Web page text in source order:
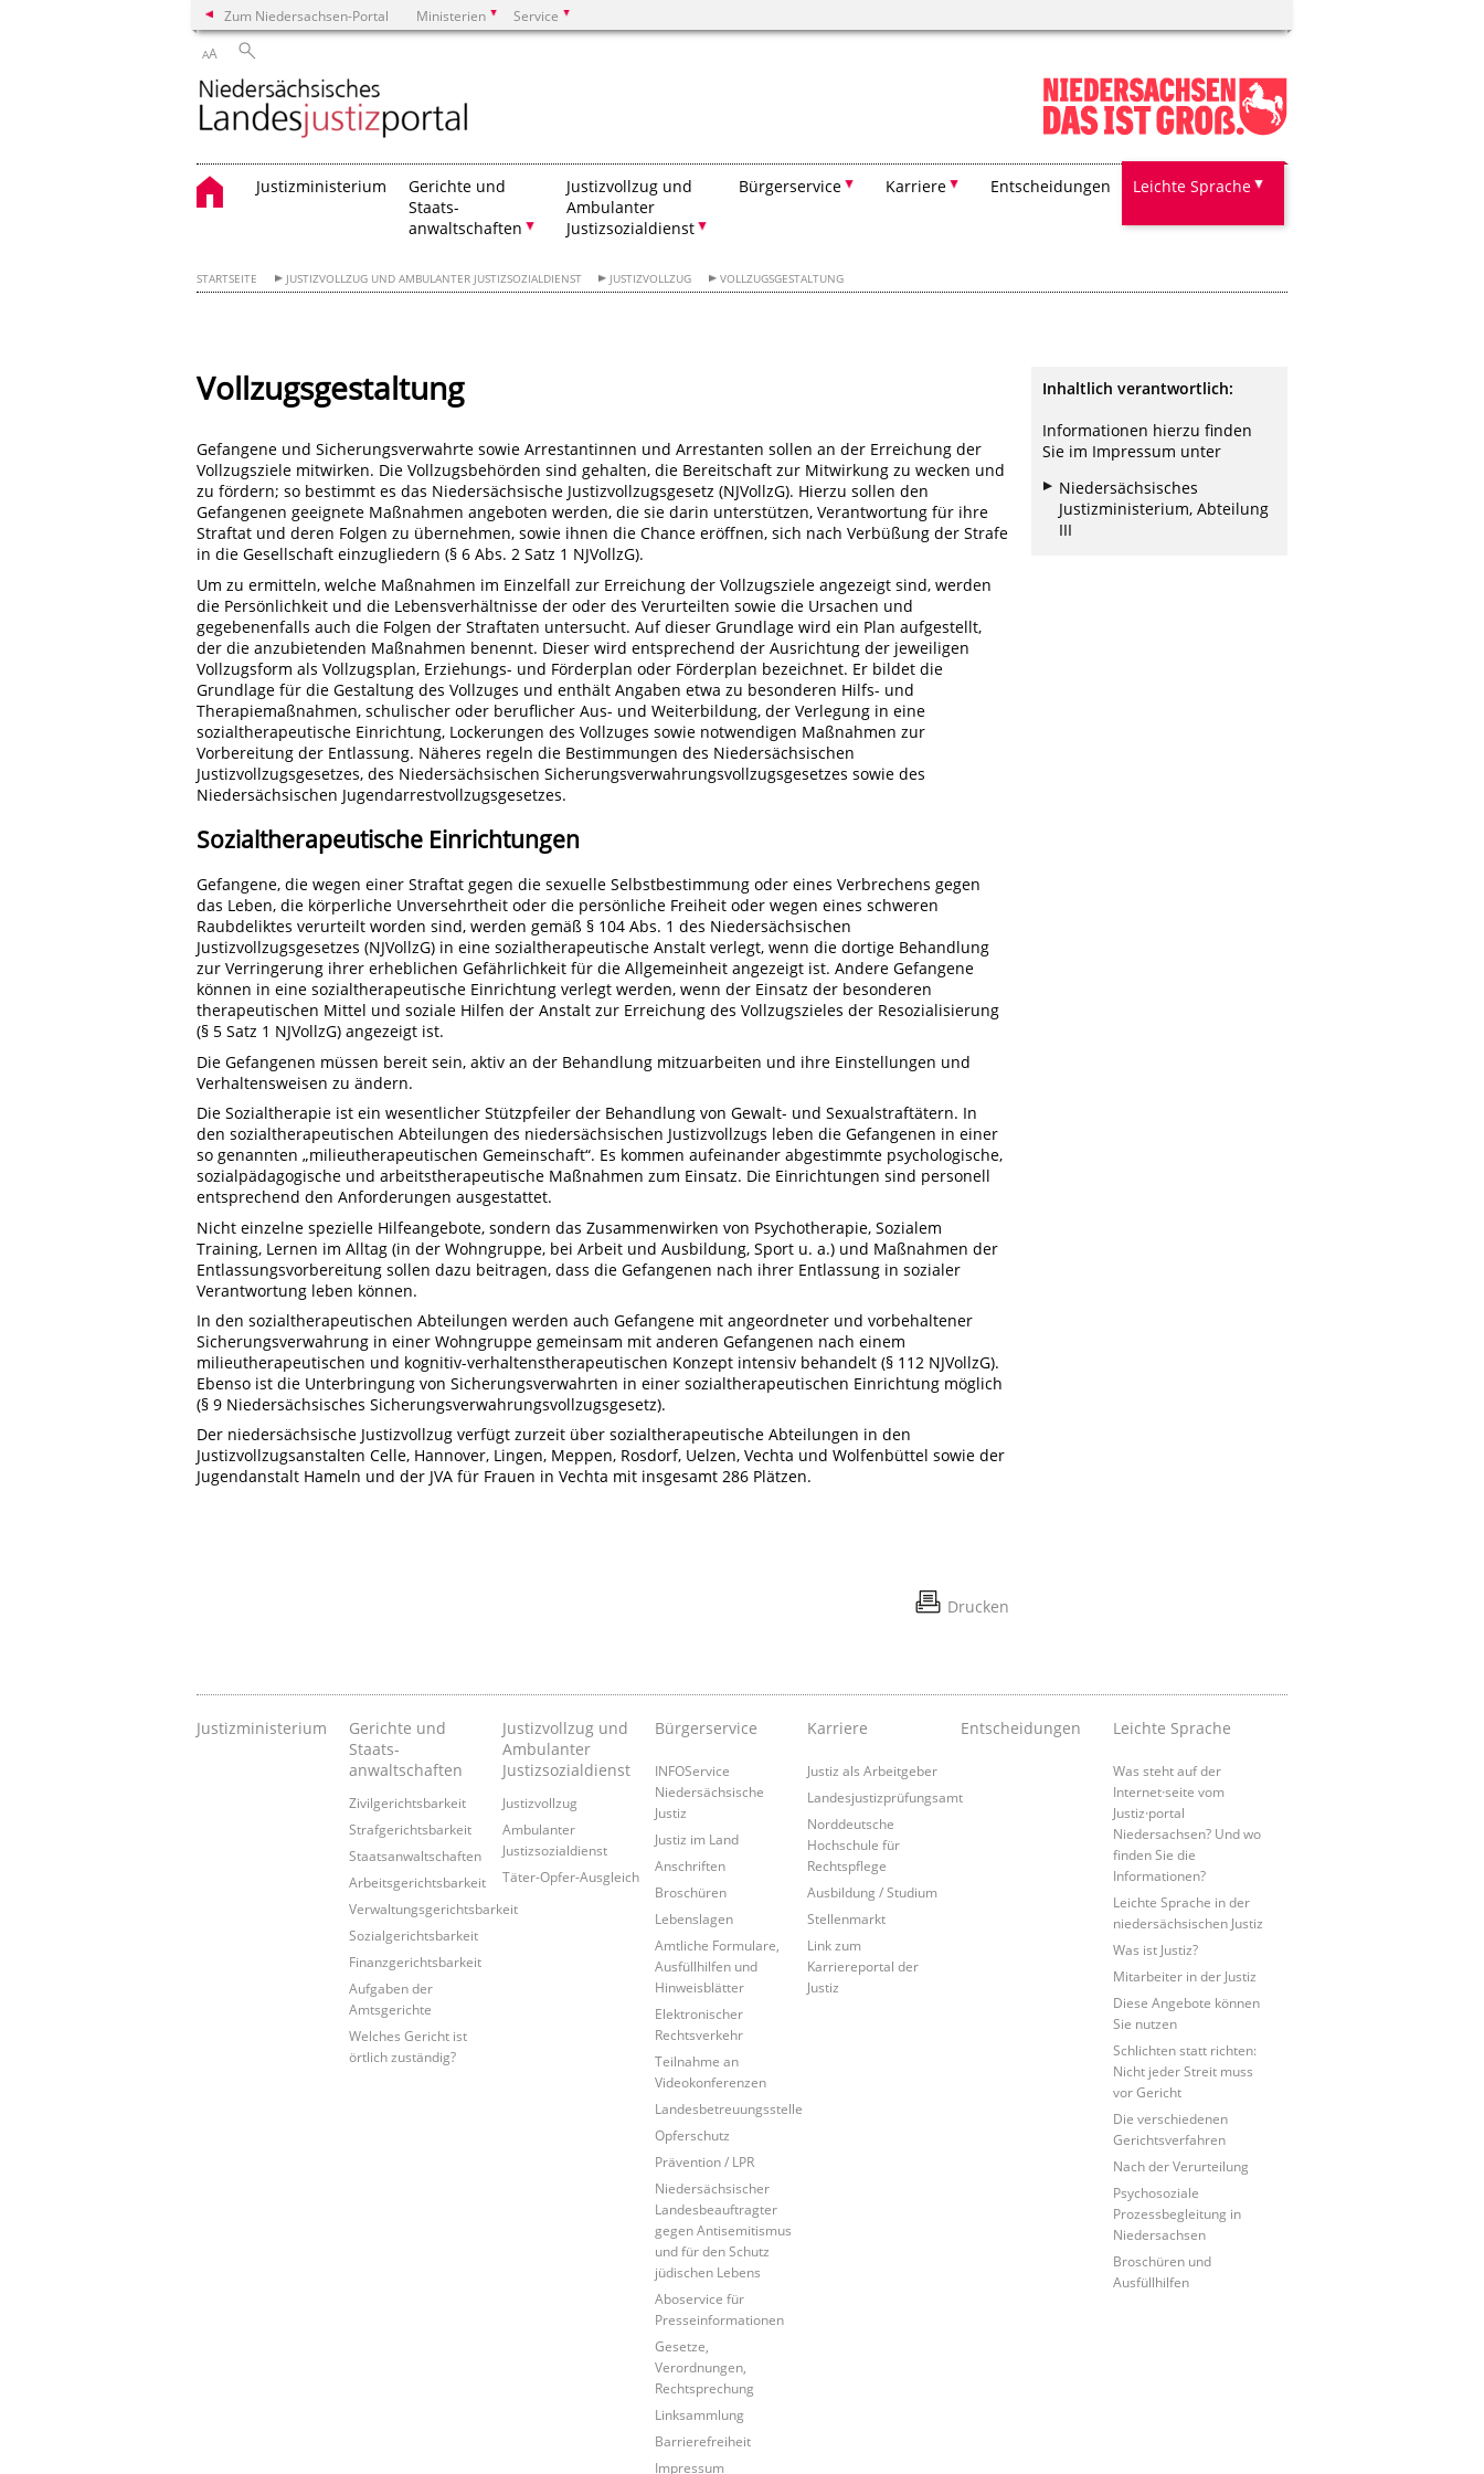
Zum Niedersachsen-Portal Ministerien Service
AA
Justizministerium
Gerichte und
Staats-
anwaltschaften
Justizvollzug und
Ambulanter
Justizsozialdienst
Bürgerservice Karriere Entscheidungen Leichte Sprache
STARTSEITE JUSTIZVOLLZUG UND AMBULANTER JUSTIZSOZIALDIENST JUSTIZVOLLZUG VOLLZUGSGESTALTUNG
Vollzugsgestaltung
Gefangene und Sicherungsverwahrte sowie Arrestantinnen und Arrestanten sollen an der Erreichung der
Vollzugsziele mitwirken. Die Vollzugsbehörden sind gehalten, die Bereitschaft zur Mitwirkung zu wecken und
zu fördern; so bestimmt es das Niedersächsische Justizvollzugsgesetz (NJVollzG). Hierzu sollen den
Gefangenen geeignete Maßnahmen angeboten werden, die sie darin unterstützen, Verantwortung für ihre
Straftat und deren Folgen zu übernehmen, sowie ihnen die Chance eröffnen, sich nach Verbüßung der Strafe
in die Gesellschaft einzugliedern (§ 6 Abs. 2 Satz 1 NJVollzG).
Um zu ermitteln, welche Maßnahmen im Einzelfall zur Erreichung der Vollzugsziele angezeigt sind, werden
die Persönlichkeit und die Lebensverhältnisse der oder des Verurteilten sowie die Ursachen und
gegebenenfalls auch die Folgen der Straftaten untersucht. Auf dieser Grundlage wird ein Plan aufgestellt,
der die anzubietenden Maßnahmen benennt. Dieser wird entsprechend der Ausrichtung der jeweiligen
Vollzugsform als Vollzugsplan, Erziehungs- und Förderplan oder Förderplan bezeichnet. Er bildet die
Grundlage für die Gestaltung des Vollzuges und enthält Angaben etwa zu besonderen Hilfs- und
Therapiemaßnahmen, schulischer oder beruflicher Aus- und Weiterbildung, der Verlegung in eine
sozialtherapeutische Einrichtung, Lockerungen des Vollzuges sowie notwendigen Maßnahmen zur
Vorbereitung der Entlassung. Näheres regeln die Bestimmungen des Niedersächsischen
Justizvollzugsgesetzes, des Niedersächsischen Sicherungsverwahrungsvollzugsgesetzes sowie des
Niedersächsischen Jugendarrestvollzugsgesetzes.
Sozialtherapeutische Einrichtungen
Gefangene, die wegen einer Straftat gegen die sexuelle Selbstbestimmung oder eines Verbrechens gegen
das Leben, die körperliche Unversehrtheit oder die persönliche Freiheit oder wegen eines schweren
Raubdeliktes verurteilt worden sind, werden gemäß § 104 Abs. 1 des Niedersächsischen
Justizvollzugsgesetzes (NJVollzG) in eine sozialtherapeutische Anstalt verlegt, wenn die dortige Behandlung
zur Verringerung ihrer erheblichen Gefährlichkeit für die Allgemeinheit angezeigt ist. Andere Gefangene
können in eine sozialtherapeutische Einrichtung verlegt werden, wenn der Einsatz der besonderen
therapeutischen Mittel und soziale Hilfen der Anstalt zur Erreichung des Vollzugszieles der Resozialisierung
(§ 5 Satz 1 NJVollzG) angezeigt ist.
Die Gefangenen müssen bereit sein, aktiv an der Behandlung mitzuarbeiten und ihre Einstellungen und
Verhaltensweisen zu ändern.
Die Sozialtherapie ist ein wesentlicher Stützpfeiler der Behandlung von Gewalt- und Sexualstraftätern. In
den sozialtherapeutischen Abteilungen des niedersächsischen Justizvollzugs leben die Gefangenen in einer
so genannten „milieutherapeutischen Gemeinschaft“. Es kommen aufeinander abgestimmte psychologische,
sozialpädagogische und arbeitstherapeutische Maßnahmen zum Einsatz. Die Einrichtungen sind personell
entsprechend den Anforderungen ausgestattet.
Nicht einzelne spezielle Hilfeangebote, sondern das Zusammenwirken von Psychotherapie, Sozialem
Training, Lernen im Alltag (in der Wohngruppe, bei Arbeit und Ausbildung, Sport u. a.) und Maßnahmen der
Entlassungsvorbereitung sollen dazu beitragen, dass die Gefangenen nach ihrer Entlassung in sozialer
Verantwortung leben können.
In den sozialtherapeutischen Abteilungen werden auch Gefangene mit angeordneter und vorbehaltener
Sicherungsverwahrung in einer Wohngruppe gemeinsam mit anderen Gefangenen nach einem
milieutherapeutischen und kognitiv-verhaltenstherapeutischen Konzept intensiv behandelt (§ 112 NJVollzG).
Ebenso ist die Unterbringung von Sicherungsverwahrten in einer sozialtherapeutischen Einrichtung möglich
(§ 9 Niedersächsisches Sicherungsverwahrungsvollzugsgesetz).
Der niedersächsische Justizvollzug verfügt zurzeit über sozialtherapeutische Abteilungen in den
Justizvollzugsanstalten Celle, Hannover, Lingen, Meppen, Rosdorf, Uelzen, Vechta und Wolfenbüttel sowie der
Jugendanstalt Hameln und der JVA für Frauen in Vechta mit insgesamt 286 Plätzen.
Drucken
Inhaltlich verantwortlich:
Informationen hierzu finden
Sie im Impressum unter
Niedersächsisches
Justizministerium, Abteilung
III
Justizministerium
Gerichte und
Staats-
anwaltschaften
Zivilgerichtsbarkeit
Strafgerichtsbarkeit
Staatsanwaltschaften
Arbeitsgerichtsbarkeit
Verwaltungsgerichtsbarkeit
Sozialgerichtsbarkeit
Finanzgerichtsbarkeit
Aufgaben der
Amtsgerichte
Welches Gericht ist
örtlich zuständig?
Justizvollzug und
Ambulanter
Justizsozialdienst
Justizvollzug
Ambulanter
Justizsozialdienst
Täter-Opfer-Ausgleich
Bürgerservice
INFOService
Niedersächsische
Justiz
Justiz im Land
Anschriften
Broschüren
Lebenslagen
Amtliche Formulare,
Ausfüllhilfen und
Hinweisblätter
Elektronischer
Rechtsverkehr
Teilnahme an
Videokonferenzen
Landesbetreuungsstelle
Opferschutz
Prävention / LPR
Niedersächsischer
Landesbeauftragter
gegen Antisemitismus
und für den Schutz
jüdischen Lebens
Aboservice für
Presseinformationen
Gesetze,
Verordnungen,
Rechtsprechung
Linksammlung
Barrierefreiheit
Impressum
Karriere
Justiz als Arbeitgeber
Landesjustizprüfungsamt
Norddeutsche
Hochschule für
Rechtspflege
Ausbildung / Studium
Stellenmarkt
Link zum
Karriereportal der
Justiz
Entscheidungen Leichte Sprache
Was steht auf der
Internet·seite vom
Justiz·portal
Niedersachsen? Und wo
finden Sie die
Informationen?
Leichte Sprache in der
niedersächsischen Justiz
Was ist Justiz?
Mitarbeiter in der Justiz
Diese Angebote können
Sie nutzen
Schlichten statt richten:
Nicht jeder Streit muss
vor Gericht
Die verschiedenen
Gerichtsverfahren
Nach der Verurteilung
Psychosoziale
Prozessbegleitung in
Niedersachsen
Broschüren und
Ausfüllhilfen